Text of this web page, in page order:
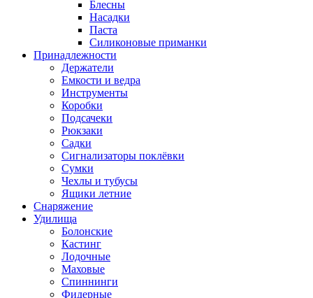
Блесны
Насадки
Паста
Силиконовые приманки
Принадлежности
Держатели
Емкости и ведра
Инструменты
Коробки
Подсачеки
Рюкзаки
Садки
Сигнализаторы поклёвки
Сумки
Чехлы и тубусы
Ящики летние
Снаряжение
Удилища
Болонские
Кастинг
Лодочные
Маховые
Спиннинги
Фидерные